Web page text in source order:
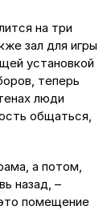
на три
зал для игры
установкой
теперь
люди
общаться,
а потом,
назад, –
помещение